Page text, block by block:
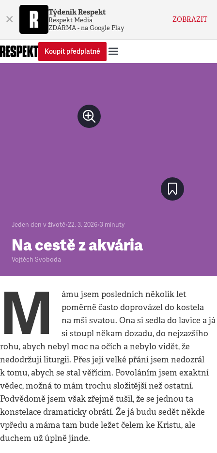
× Týdeník Respekt
Respekt Media
ZDARMA - na Google Play
ZOBRAZIT
Koupit předplatné
Jeden den v životě•22. 3. 2026•3 minuty
Na cestě z akvária
Vojtěch Svoboda
M
ámu jsem posledních několik let
poměrně často doprovázel do kostela
na mši svatou. Ona si sedla do lavice a já
si stoupl někam dozadu, do nejzazšího
rohu, abych nebyl moc na očích a nebylo vidět, že
nedodržuji liturgii. Přes její velké přání jsem nedozrál
k tomu, abych se stal věřícím. Povoláním jsem exaktní
vědec, možná to mám trochu složitější než ostatní.
Podvědomě jsem však zřejmě tušil, že se jednou ta
konstelace dramaticky obrátí. Že já budu sedět někde
vpředu a máma tam bude ležet čelem ke Kristu, ale
duchem už úplně jinde.